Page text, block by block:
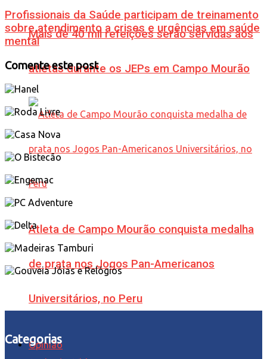
Mais de 40 mil refeições serão servidas aos
atletas durante os JEPs em Campo Mourão
Atleta de Campo Mourão conquista medalha
de prata nos Jogos Pan-Americanos
Universitários, no Peru
Opinião
Profissionais da Saúde participam de treinamento
sobre atendimento a crises e urgências em saúde
mental
Comente este post
Categorias